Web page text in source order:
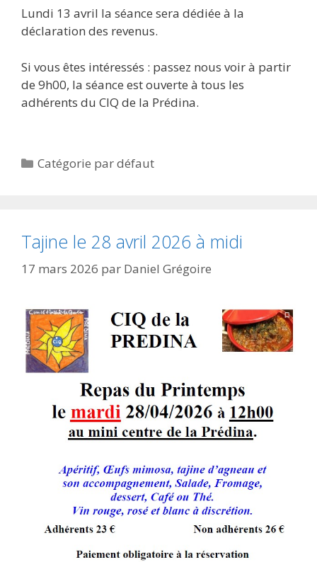
Lundi 13 avril la séance sera dédiée à la
déclaration des revenus.
Si vous êtes intéressés : passez nous voir à partir
de 9h00, la séance est ouverte à tous les
adhérents du CIQ de la Prédina.
Catégories
Catégorie par défaut
Tajine le 28 avril 2026 à midi
17 mars 2026 par Daniel Grégoire